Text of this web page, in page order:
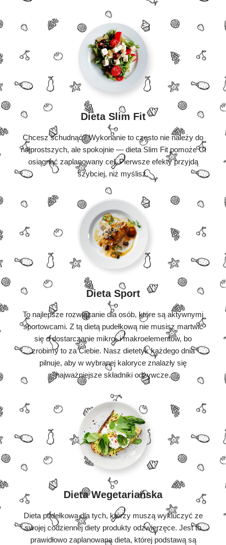
Dieta Slim Fit
Chcesz schudnąć? Wykonanie to często nie należy do
najprostszych, ale spokojnie — dieta Slim Fit pomoże Ci
osiągnąć zaplanowany cel. Pierwsze efekty przyjdą
szybciej, niż myślisz.
Dieta Sport
To najlepsze rozwiązanie dla osób, które są aktywnymi
sportowcami. Z tą dietą pudełkową nie musisz martwić
się o dostarczanie mikro- i makroelementów, bo
zrobimy to za Ciebie. Nasz dietetyk każdego dnia
pilnuje, aby w wybranej kaloryce znalazły się
najważniejsze składniki odżywcze.
Dieta Wegetariańska
Dieta pudełkowa dla tych, którzy muszą wykluczyć ze
swojej codziennej diety produkty odzwierzęce. Jest to
prawidłowo zaplanowana dieta, której podstawą są